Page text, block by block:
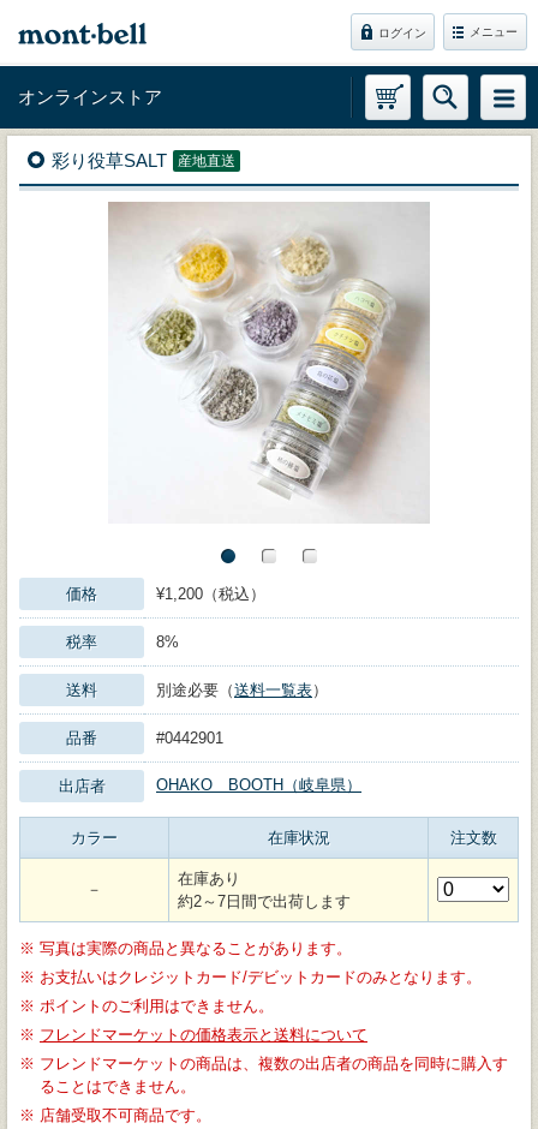
ログイン メニュー
オンラインストア
彩り役草SALT 産地直送
価格 ¥1,200（税込）
税率 8%
送料 別途必要（送料一覧表）
品番 #0442901
出店者 OHAKO BOOTH（岐阜県）
カラー 在庫状況 注文数
－
在庫あり
約2～7日間で出荷します
※ 写真は実際の商品と異なることがあります。
※ お支払いはクレジットカード/デビットカードのみとなります。
※ ポイントのご利用はできません。
※ フレンドマーケットの価格表示と送料について
※ フレンドマーケットの商品は、複数の出店者の商品を同時に購入す
ることはできません。
※ 店舗受取不可商品です。